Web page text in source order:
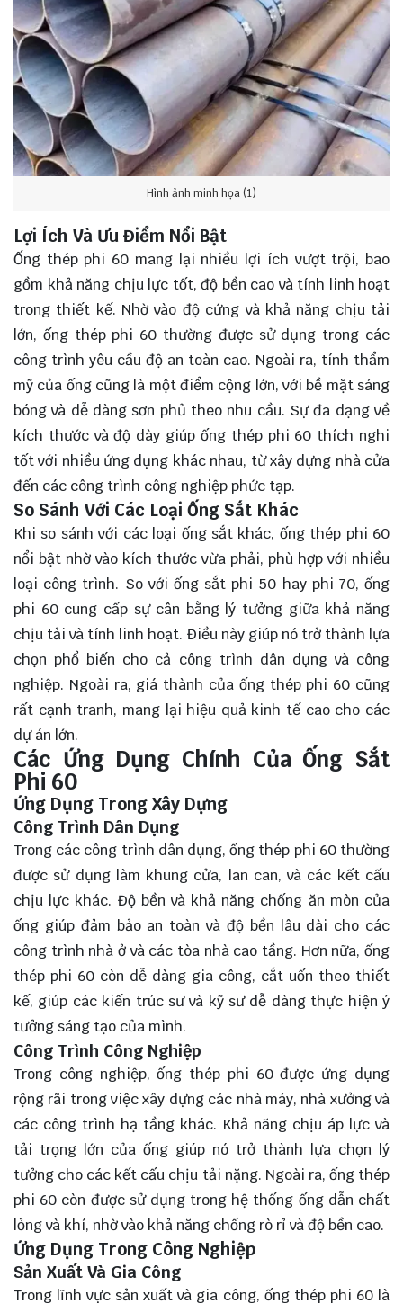
Hình ảnh minh họa (1)
Lợi Ích Và Ưu Điểm Nổi Bật
Ống thép phi 60 mang lại nhiều lợi ích vượt trội, bao
gồm khả năng chịu lực tốt, độ bền cao và tính linh hoạt
trong thiết kế. Nhờ vào độ cứng và khả năng chịu tải
lớn, ống thép phi 60 thường được sử dụng trong các
công trình yêu cầu độ an toàn cao. Ngoài ra, tính thẩm
mỹ của ống cũng là một điểm cộng lớn, với bề mặt sáng
bóng và dễ dàng sơn phủ theo nhu cầu. Sự đa dạng về
kích thước và độ dày giúp ống thép phi 60 thích nghi
tốt với nhiều ứng dụng khác nhau, từ xây dựng nhà cửa
đến các công trình công nghiệp phức tạp.
So Sánh Với Các Loại Ống Sắt Khác
Khi so sánh với các loại ống sắt khác, ống thép phi 60
nổi bật nhờ vào kích thước vừa phải, phù hợp với nhiều
loại công trình. So với ống sắt phi 50 hay phi 70, ống
phi 60 cung cấp sự cân bằng lý tưởng giữa khả năng
chịu tải và tính linh hoạt. Điều này giúp nó trở thành lựa
chọn phổ biến cho cả công trình dân dụng và công
nghiệp. Ngoài ra, giá thành của ống thép phi 60 cũng
rất cạnh tranh, mang lại hiệu quả kinh tế cao cho các
dự án lớn.
Các Ứng Dụng Chính Của Ống Sắt
Phi 60
Ứng Dụng Trong Xây Dựng
Công Trình Dân Dụng
Trong các công trình dân dụng, ống thép phi 60 thường
được sử dụng làm khung cửa, lan can, và các kết cấu
chịu lực khác. Độ bền và khả năng chống ăn mòn của
ống giúp đảm bảo an toàn và độ bền lâu dài cho các
công trình nhà ở và các tòa nhà cao tầng. Hơn nữa, ống
thép phi 60 còn dễ dàng gia công, cắt uốn theo thiết
kế, giúp các kiến trúc sư và kỹ sư dễ dàng thực hiện ý
tưởng sáng tạo của mình.
Công Trình Công Nghiệp
Trong công nghiệp, ống thép phi 60 được ứng dụng
rộng rãi trong việc xây dựng các nhà máy, nhà xưởng và
các công trình hạ tầng khác. Khả năng chịu áp lực và
tải trọng lớn của ống giúp nó trở thành lựa chọn lý
tưởng cho các kết cấu chịu tải nặng. Ngoài ra, ống thép
phi 60 còn được sử dụng trong hệ thống ống dẫn chất
lỏng và khí, nhờ vào khả năng chống rò rỉ và độ bền cao.
Ứng Dụng Trong Công Nghiệp
Sản Xuất Và Gia Công
Trong lĩnh vực sản xuất và gia công, ống thép phi 60 là